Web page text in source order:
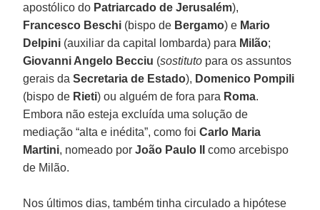
apostólico do Patriarcado de Jerusalém),
Francesco Beschi (bispo de Bergamo) e Mario
Delpini (auxiliar da capital lombarda) para Milão;
Giovanni Angelo Becciu (sostituto para os assuntos
gerais daSecretaria de Estado), Domenico Pompili
(bispo de Rieti) ou alguém de fora para Roma.
Embora não esteja excluída uma solução de
mediação “alta e inédita”, como foiCarlo Maria
Martini, nomeado porJoão Paulo II
como arcebispo
de Milão.
Nos últimos dias, também tinha circulado a hipótese